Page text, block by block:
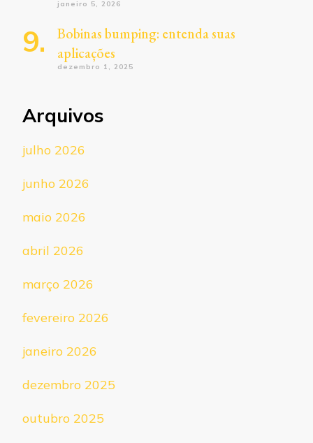
janeiro 5, 2026
Bobinas bumping: entenda suas
aplicações
dezembro 1, 2025
Arquivos
julho 2026
junho 2026
maio 2026
abril 2026
março 2026
fevereiro 2026
janeiro 2026
dezembro 2025
outubro 2025